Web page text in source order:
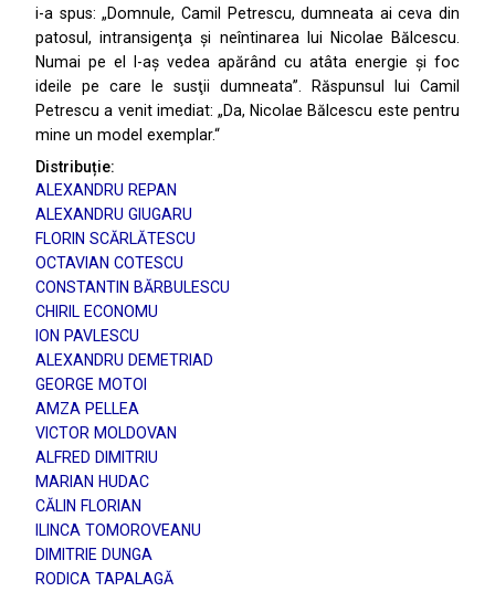
i-a spus: „Domnule, Camil Petrescu, dumneata ai ceva din
patosul, intransigenţa şi neîntinarea lui Nicolae Bălcescu.
Numai pe el l-aş vedea apărând cu atâta energie şi foc
ideile pe care le susţii dumneata”. Răspunsul lui Camil
Petrescu a venit imediat: „Da, Nicolae Bălcescu este pentru
mine un model exemplar.“
Distribuție:
ALEXANDRU REPAN
ALEXANDRU GIUGARU
FLORIN SCĂRLĂTESCU
OCTAVIAN COTESCU
CONSTANTIN BĂRBULESCU
CHIRIL ECONOMU
ION PAVLESCU
ALEXANDRU DEMETRIAD
GEORGE MOTOI
AMZA PELLEA
VICTOR MOLDOVAN
ALFRED DIMITRIU
MARIAN HUDAC
CĂLIN FLORIAN
ILINCA TOMOROVEANU
DIMITRIE DUNGA
RODICA TAPALAGĂ